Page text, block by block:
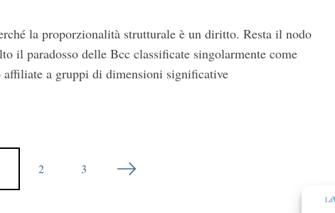
la proporzionalità strutturale è un diritto. Resta il nodo
il paradosso delle Bcc classificate singolarmente come
affiliate a gruppi di dimensioni significative
2 3